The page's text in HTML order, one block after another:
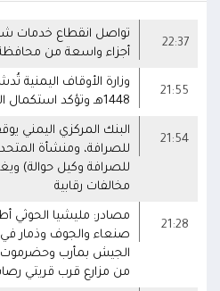
22:37
أجزاء واسعة من
21:55
وزارة الأوقاف اليمنية
1448هـ وتؤكد استكمال الاستعدادات لخدمة الحجاج
21:54
البنك المركزي اليمني
للصرافة، ومنشأة
للصرافة وكيل حوالة)
مخالفات رقابية
21:28
صنعاء والجوف وذمار
الجيش بمأرب وحضرموت،
من مزارع قرب قريتي